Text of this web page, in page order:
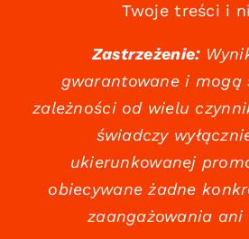
Twoje treści i
Zastrzeżenie:
gwarantowane i mogą
zależności od wielu
świadczy
ukierunkowanej
obiecywane żadne
zaangażowania ani